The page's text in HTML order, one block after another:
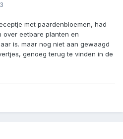
met paardenbloemen, had
over eetbare planten en
is. maar nog niet aan gewaagd
genoeg terug te vinden in de